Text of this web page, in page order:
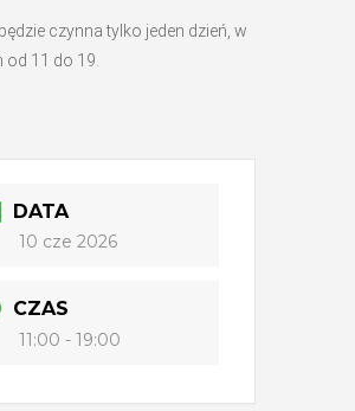
czynna tylko jeden dzień, w
od 11 do 19.
DATA
10 cze 2026
CZAS
11:00 - 19:00